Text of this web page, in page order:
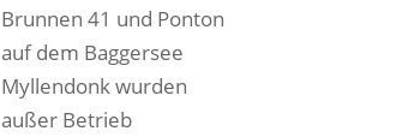
Brunnen 41 und Ponton
auf dem Baggersee
Myllendonk wurden
außer Betrieb